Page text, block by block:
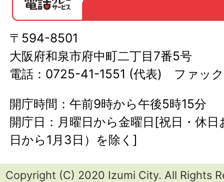
〒594-8501
大阪府和泉市府中町二丁目7番5号
電話：0725-41-1551 (代表) ファッ
開庁時間：午前9時から午後5時15分
開庁日：月曜日から金曜日[祝日・休
日から1月3日）を除く]
Copyright (C) 2020 Izumi City. All Rights